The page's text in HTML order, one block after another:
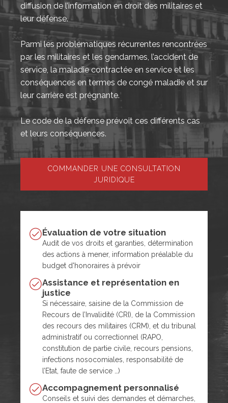
diffusion de l’information en droit des militaires et
leur défense.
Parmi les problématiques récurrentes rencontrées
par les militaires et les gendarmes, l’accident de
service, la maladie contractée en service et les
conséquences en termes de congé maladie et sur
leur carrière est prégnante.
Le code de la défense prévoit ces différents cas
et leurs conséquences.
COMMANDER UNE CONSULTATION
JURIDIQUE
Évaluation de votre situation
Audit de vos droits et garanties, détermination
des actions à mener, information préalable du
budget d'honoraires à prévoir
Assistance et représentation en
justice
Si nécessaire, saisine de la Commission de
Recours de l’Invalidité (CRI), de la Commission
des recours des militaires (CRM), et du tribunal
administratif ou correctionnel (RAPO,
constitution de partie civile, recours pensions,
infections nosocomiales, responsabilité de
l’Etat, faute de service …)
Accompagnement personnalisé
Conseils et suivi des demandes et démarches,